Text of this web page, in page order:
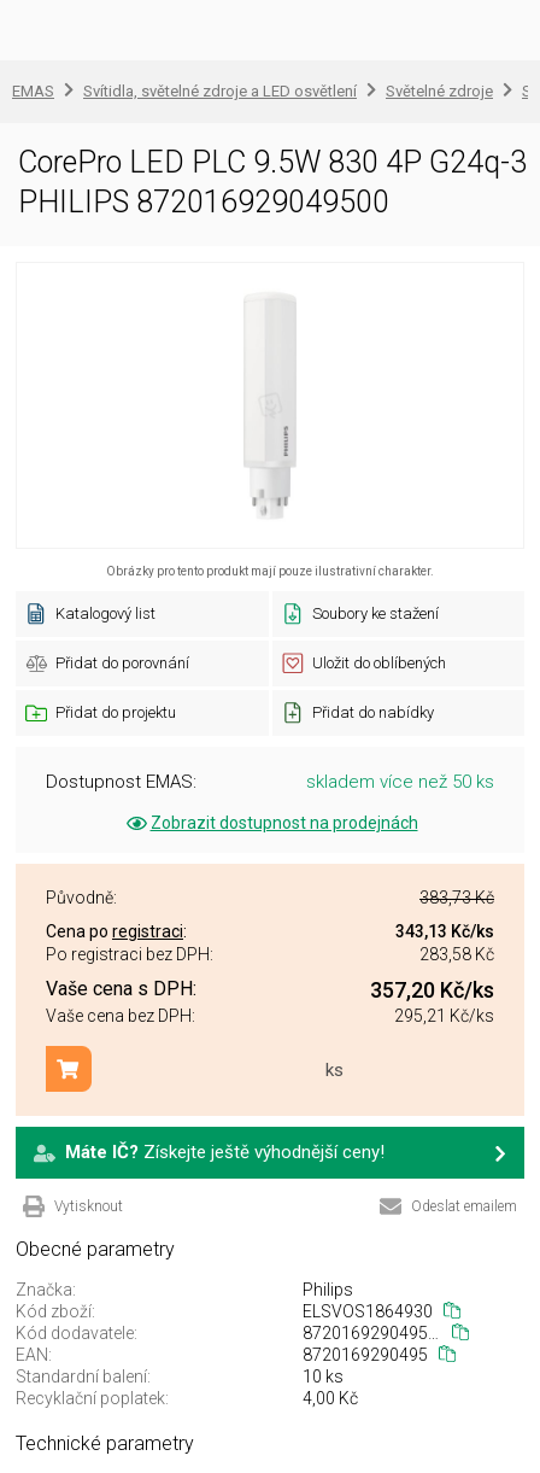
EMAS Svítidla, světelné zdroje a LED osvětlení Světelné zdroje
CorePro LED PLC 9.5W 830 4P G24q-3
PHILIPS 872016929049500
Obrázky pro tento produkt mají pouze ilustrativní charakter.
Katalogový list Soubory ke stažení
Přidat do porovnání Uložit do oblíbených
Přidat do projektu Přidat do nabídky
Dostupnost EMAS: skladem více než 50 ks
Zobrazit dostupnost na prodejnách
Původně:
383,73 Kč
Cena po registraci: 343,13 Kč/ks
Po registraci bez DPH:
283,58 Kč
Vaše cena s DPH: 357,20 Kč/ks
Vaše cena bez DPH: 295,21 Kč/ks
ks
Přidat do košíku
Máte IČ? Získejte ještě výhodnější ceny!
Vytisknout Odeslat emailem
Obecné parametry
Značka:
Philips
Kód zboží:
ELSVOS1864930
Kód dodavatele:
872016929049500
EAN:
8720169290495
Standardní balení:
10 ks
Recyklační poplatek:
4,00 Kč
Technické parametry